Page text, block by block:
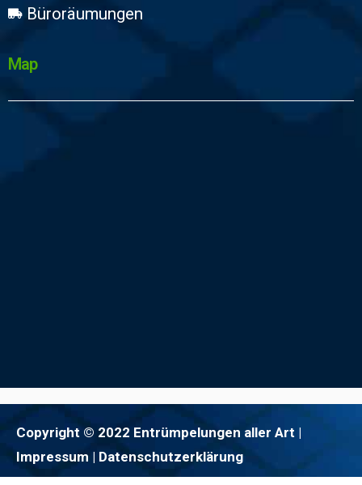
Büroräumungen
Map
Copyright © 2022 Entrümpelungen aller Art |
Impressum | Datenschutzerklärung